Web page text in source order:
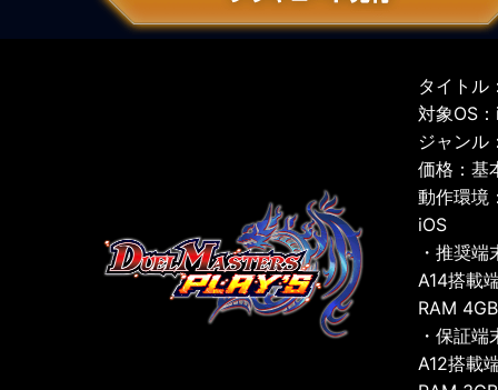
タイトル
対象OS
ジャンル
価格：基
動作環境
iOS
・推奨端
A14搭載
RAM
・保証端
A12搭載